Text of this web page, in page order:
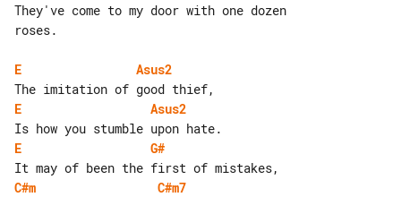
They've come to my door with one dozen
roses.
E
Asus2
E
Asus2
E
G#
C#m
C#m7